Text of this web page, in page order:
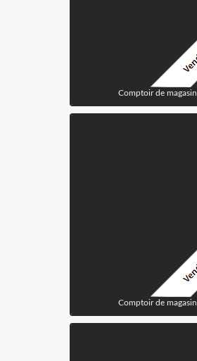
Comptoir de magasin
Comptoir de magasin